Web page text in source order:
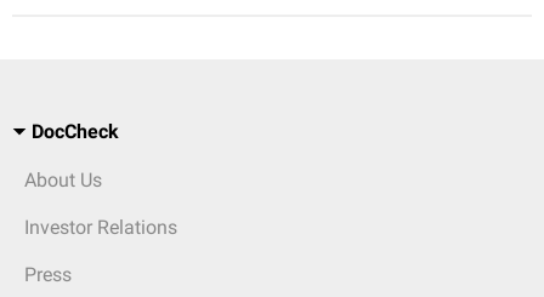
DocCheck
About Us
Investor Relations
Press